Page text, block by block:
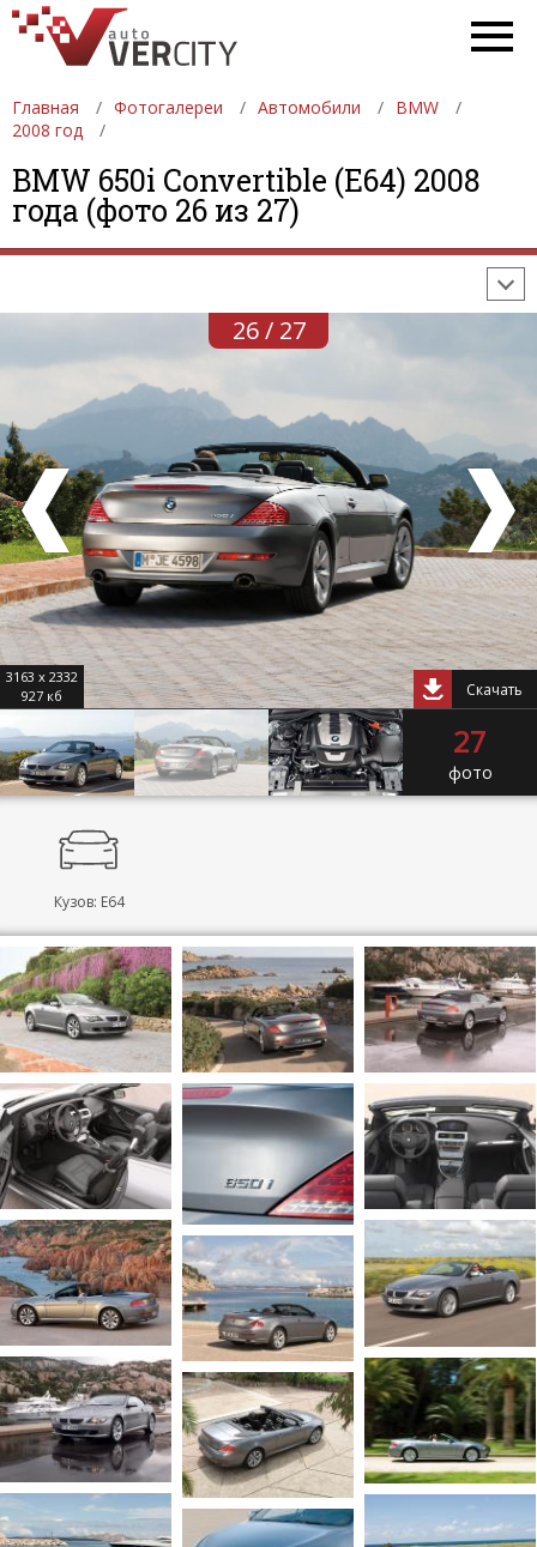
Главная Фотогалереи Автомобили
BMW
2008 год
BMW 650i Convertible (E64) 2008
года (фото 26 из 27)
ФОТОГАЛЕРЕИ АВТОМОБИЛИ
ДЕВУШКИ
АВТОСАЛОНЫ
ФОРМУЛА-1
26 / 27
3163 x 2332
927 кб
Скачать
27
фото
Кузов: E64